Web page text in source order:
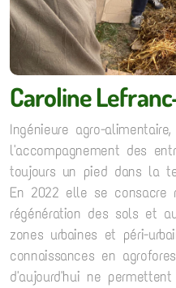
Caroline
Ingénieure agro-
l'accompagnement des
toujours un pied dans la
En 2022 elle se consacre
régénération des sols et
zones urbaines et péri-
connaissances en
d'aujourd'hui ne